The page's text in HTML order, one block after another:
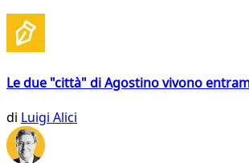
Le due "città" di Agostino vivono
di Luigi Alici